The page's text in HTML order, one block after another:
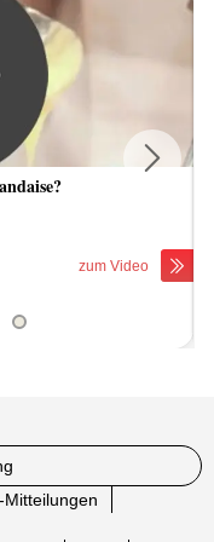
zum Video
Mitteilungen